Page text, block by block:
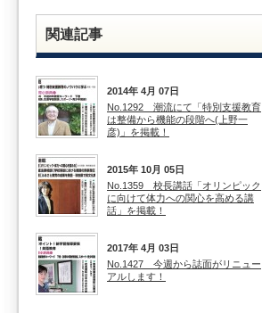
関連記事
2014年 4月 07日
No.1292 潮流にて「特別支援教育
は整備から機能の段階へ(上野一
彦)」を掲載！
2015年 10月 05日
No.1359 校長講話「オリンピック
に向けて体力への関心を高める講
話」を掲載！
2017年 4月 03日
No.1427 今週から誌面がリニュー
アルします！